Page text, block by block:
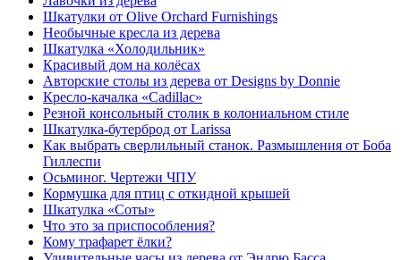
Шкатулки от Olive Orchard Furnishings
Необычные кресла из дерева
Шкатулка «Холодильник»
Красивый дом на колёсах
Авторские столы из дерева от Designs by Donnie
Кресло-качалка «Cadillac»
Резной консольный столик в колониальном стиле
Шкатулка-бутерброд от Larissa
Как выбрать сверлильный станок. Размышления от Боба
Гиллеспи
Осьминог. Чертежи ЧПУ
Кормушка для птиц с откидной крышей
Шкатулка «Соты»
Что это за приспособления?
Кому трафарет ёлки?